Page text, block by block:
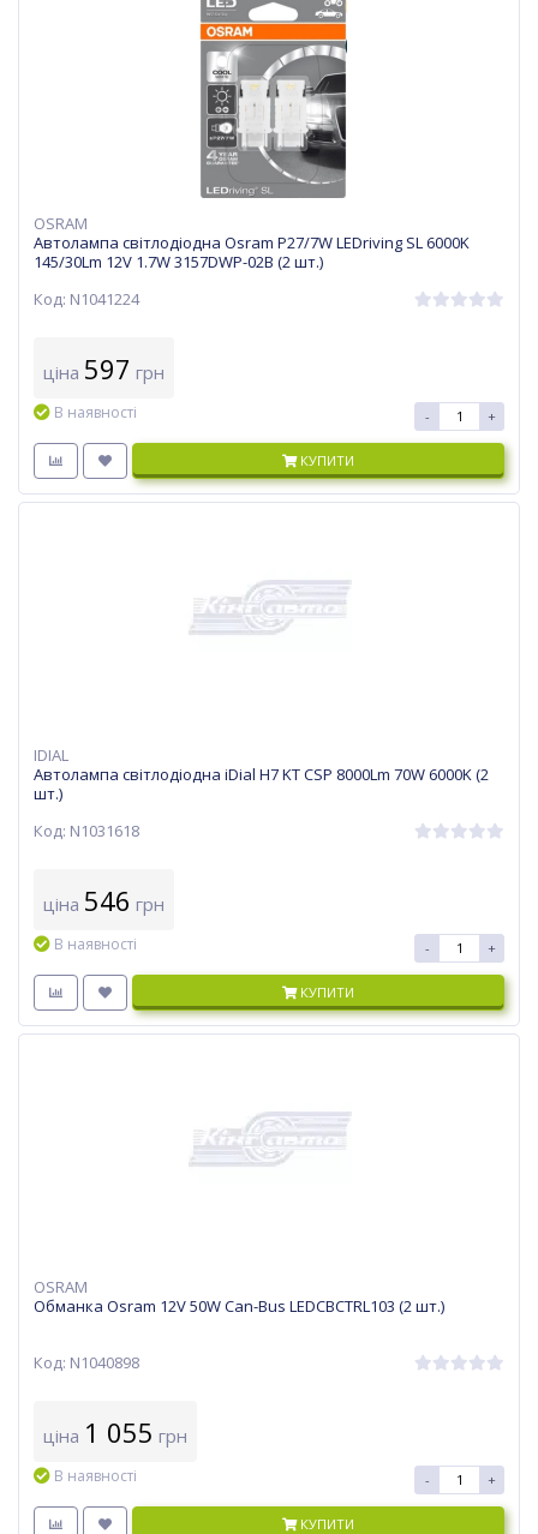
OSRAM
Автолампа світлодіодна Osram P27/7W LEDriving SL 6000K
145/30Lm 12V 1.7W 3157DWP-02B (2 шт.)
Код: N1041224
ціна 597 грн
В наявності - +
КУПИТИ
IDIAL
Автолампа світлодіодна iDial H7 KT CSP 8000Lm 70W 6000K (2
шт.)
Код: N1031618
ціна 546 грн
В наявності - +
КУПИТИ
OSRAM
Обманка Osram 12V 50W Can-Bus LEDCBCTRL103 (2 шт.)
Код: N1040898
ціна 1 055 грн
В наявності - +
КУПИТИ